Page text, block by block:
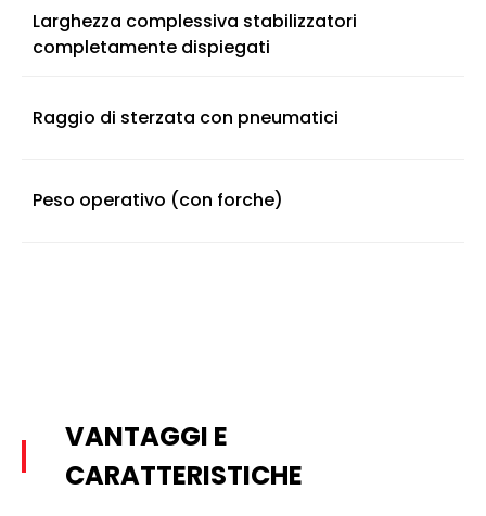
Larghezza complessiva stabilizzatori
completamente dispiegati
Raggio di sterzata con pneumatici
Peso operativo (con forche)
VANTAGGI E
CARATTERISTICHE